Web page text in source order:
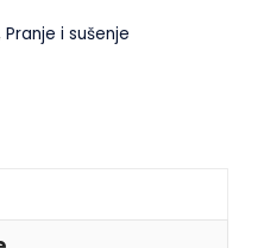
Pranje i sušenje